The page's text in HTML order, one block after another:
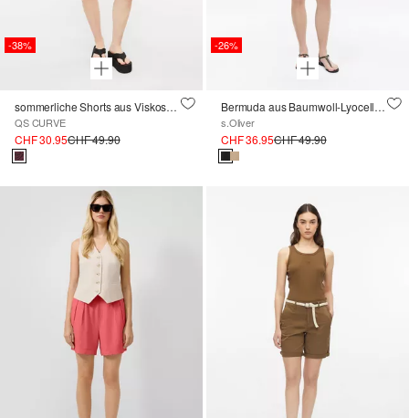
-38%
sommerliche Shorts aus Viskosemix
QS CURVE
CHF 30.95CHF 49.90
-26%
Bermuda aus Baumwoll-Lyocell-Mix
s.Oliver
CHF 36.95CHF 49.90